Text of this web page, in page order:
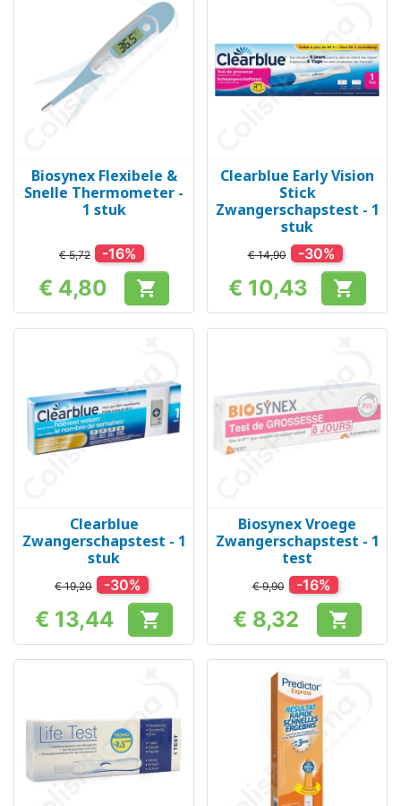
Biosynex Flexibele &
Snelle Thermometer -
1 stuk
€ 5,72 -16%
Prijs
€ 4,80 
Clearblue Early Vision
Stick
Zwangerschapstest - 1
stuk
€ 14,90 -30%
Prijs
€ 10,43 
Clearblue
Zwangerschapstest - 1
stuk
€ 19,20 -30%
Prijs
€ 13,44 
Biosynex Vroege
Zwangerschapstest - 1
test
€ 9,90 -16%
Prijs
€ 8,32 